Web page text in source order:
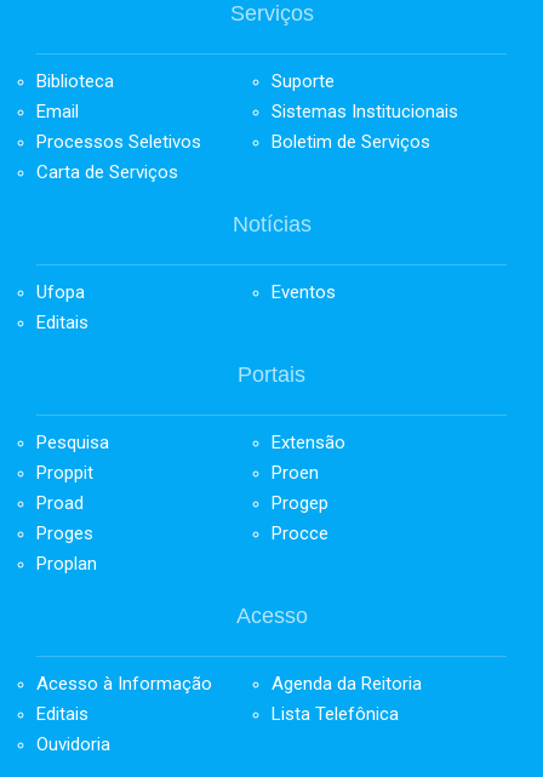
Serviços
Biblioteca
Suporte
Email
Sistemas Institucionais
Processos Seletivos
Boletim de Serviços
Carta de Serviços
Notícias
Ufopa
Eventos
Editais
Portais
Pesquisa
Extensão
Proppit
Proen
Proad
Progep
Proges
Procce
Proplan
Acesso
Acesso à Informação
Agenda da Reitoria
Editais
Lista Telefônica
Ouvidoria